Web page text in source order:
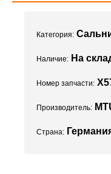
Категория:
Наличие: На
Номер запчасти:
Производитель:
Страна: